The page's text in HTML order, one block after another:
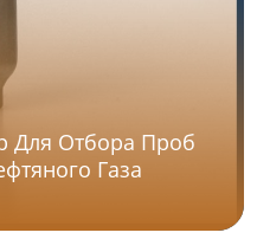
Для Отбора Проб
Газа